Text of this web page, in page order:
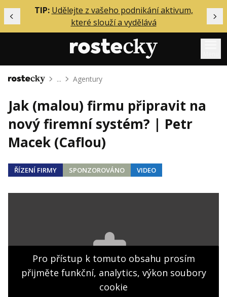
Předchozí
TIP: Udělejte z vašeho podnikání aktivum,
které slouží a vydělává
Mentoring
Podcasty
Solo
Akce
O mně
Obchodní podmínky
Hledaná fráze Hledat
Domů ... Agentury
Jak (malou) firmu připravit na
nový firemní systém? | Petr
Macek (Caflou)
ŘÍZENÍ FIRMY SPONZOROVÁNO VIDEO
Pro přístup k tomuto obsahu prosím
přijměte funkční, analytics, výkon soubory
cookie